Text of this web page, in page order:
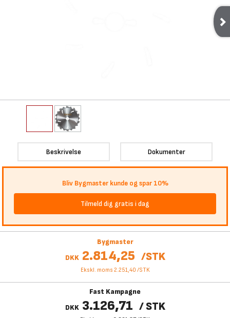
Beskrivelse Dokumenter
Bliv Bygmaster kunde og spar 10%
Tilmeld dig gratis i dag
Bygmaster
DKK 2.814,25 /STK
Ekskl. moms 2.251,40 /STK
Fast Kampagne
DKK 3.126,71 / STK